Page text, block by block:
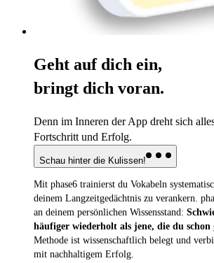
Geht auf dich ein,
bringt dich voran.
Denn im Inneren der App dreht sich
Fortschritt und Erfolg.
Schau hinter die Kulissen!
Mit phase6 trainierst du Vokabeln
deinem Langzeitgedächtnis zu verankern.
an deinem persönlichen Wissensstand:
häufiger wiederholt als jene, die du schon
Methode ist wissenschaftlich belegt und
mit nachhaltigem Erfolg.